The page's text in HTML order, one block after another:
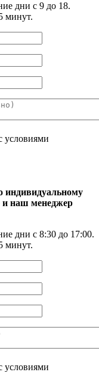
дни с 9 до 18.
минут.
условиями
индивидуальному
и наш менеджер
дни с 8:30 до 17:00.
минут.
условиями